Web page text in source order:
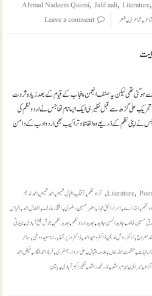
Ahmad Nadeem Qasmi, Jalil aali, Literature,
شاعر,شاعری,شعر Leave a comment
سے ہوگئی تھی لیکن یہ صنف انجمن پنجاب کے قیام کے بعد زیادہ ثروت
علی گڑھ سے قبل نظیر ہی ایک ایسا نام تھا جس نے اردو نظم کی
نے اپنی نظم کے ذریعے وہ الفاظ و تراکیب بھی اردو ادب کے دامن
Literature,
,آزاد نظم,آفتاب اقبال شمیم,احمد شمیم,احمد ندیم
نظم,استانزے,اسرارالحق مجاز,اطہر حسین رضوی,افتخار عارف,افضال احمد,الیاس
حسین خالد,جاوید الحسن جاوید,جدید اردو نظم,جدید نظم,جوش ملیح آبادی,جیلانی
معراج,ڈاکٹر روش ندیم,ڈاکٹر وحید احمد,ڈاکٹر وزیر آغا,رانا سعید دوشی,ساحر
,عظمت اللہ خاں,علامہ اقبال,علی سردار جعفری,فرہاد احمد فگار,فیض احمد
,میرا جی,ن م راشد,نذر محمد راشد,نظیر اکبر آبادی,یامین